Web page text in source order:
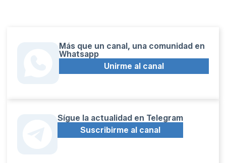
Más que un canal, una comunidad en
Whatsapp
Unirme al canal
Sígue la actualidad en Telegram
Suscribirme al canal